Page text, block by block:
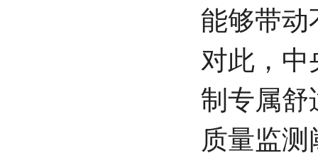
能够带动
对此，中
制专属舒
质量监